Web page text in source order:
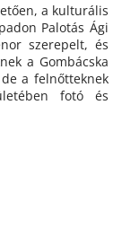
a kulturális
Palotás Ági
szerepelt, és
a Gombácska
a felnőtteknek
fotó és